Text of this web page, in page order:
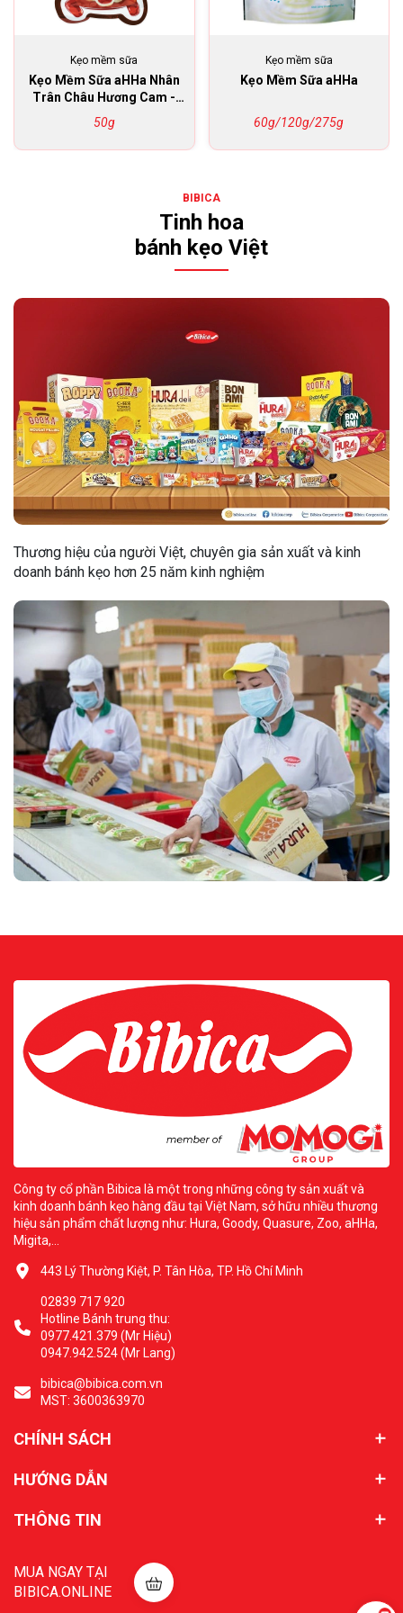
Kẹo mềm sữa
Kẹo Mềm Sữa aHHa Nhân
Trân Châu Hương Cam -
Me - Dâu
50g
Kẹo mềm sữa
Kẹo Mềm Sữa aHHa
60g/120g/275g
BIBICA
Tinh hoa
bánh kẹo Việt
Thương hiệu của người Việt, chuyên gia sản xuất và kinh
doanh bánh kẹo hơn 25 năm kinh nghiệm
Công ty cổ phần Bibica là một trong những công ty sản xuất và
kinh doanh bánh kẹo hàng đầu tại Việt Nam, sở hữu nhiều thương
hiệu sản phẩm chất lượng như: Hura, Goody, Quasure, Zoo, aHHa,
Migita,...
443 Lý Thường Kiệt, P. Tân Hòa, TP. Hồ Chí Minh
02839 717 920
Hotline Bánh trung thu:
0977.421.379 (Mr Hiệu)
0947.942.524 (Mr Lang)
bibica@bibica.com.vn
MST: 3600363970
CHÍNH SÁCH
HƯỚNG DẪN
THÔNG TIN
MUA NGAY TẠI
BIBICA.ONLINE